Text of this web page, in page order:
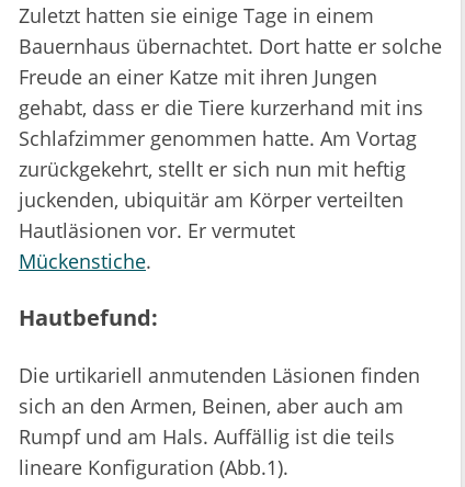
Zuletzt hatten sie einige Tage in einem
Bauernhaus übernachtet. Dort hatte er solche
Freude an einer Katze mit ihren Jungen
gehabt, dass er die Tiere kurzerhand mit ins
Schlafzimmer genommen hatte. Am Vortag
zurückgekehrt, stellt er sich nun mit heftig
juckenden, ubiquitär am Körper verteilten
Hautläsionen vor. Er vermutet
Mückenstiche.
Hautbefund:
Die urtikariell anmutenden Läsionen finden
sich an den Armen, Beinen, aber auch am
Rumpf und am Hals. Auffällig ist die teils
lineare Konfiguration (Abb.1).